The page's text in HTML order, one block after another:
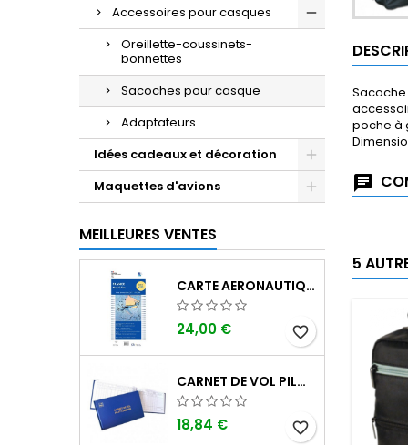
Accessoires pour casques
Oreillette-coussinets-
bonnettes
Sacoches pour casque
Adaptateurs
Idées cadeaux et décoration
Maquettes d'avions
MEILLEURES VENTES
CARTE AERONAUTIQUE OACI SIA FRANCE NORD EST 2026 AU 1/500 000
24,00 € favorite_border
CARNET DE VOL PILOTE EASA "AVIONS/HÉLICOPTÈRES" DGAC
18,84 € favorite_border
poche à
5